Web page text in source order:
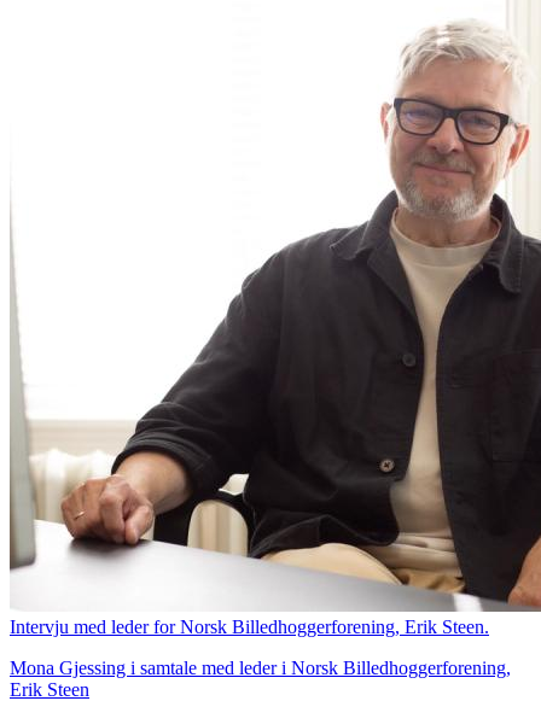
Intervju med leder for Norsk Billedhoggerforening, Erik Steen.
Mona Gjessing i samtale med leder i Norsk Billedhoggerforening,
Erik Steen